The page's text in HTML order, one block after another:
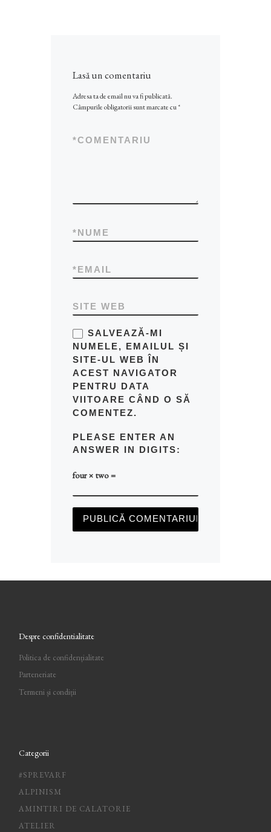
Lasă un comentariu
Adresa ta de email nu va fi publicată.
Câmpurile obligatorii sunt marcate cu*
COMENTARIU
*
NUME
*
EMAIL
*
SITE WEB
SALVEAZĂ-MI
NUMELE, EMAILUL ȘI
SITE-UL WEB ÎN
ACEST NAVIGATOR
PENTRU DATA
VIITOARE CÂND O SĂ
COMENTEZ.
PLEASE ENTER AN
ANSWER IN DIGITS:
four × two =
Despre confidentialitate
Politica de confidențialitate
Parteneriate
Termeni și condiții
Categorii
#SPREVARF
ALPINISM
AMINTIRI DE CALATORIE
ATELIER